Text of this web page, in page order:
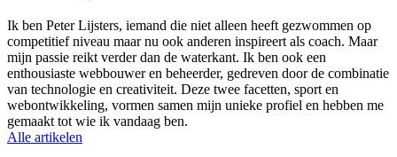
Ik ben Peter Lijsters, iemand die niet alleen heeft gezwommen op
competitief niveau maar nu ook anderen inspireert als coach. Maar
mijn passie reikt verder dan de waterkant. Ik ben ook een
enthousiaste webbouwer en beheerder, gedreven door de combinatie
van technologie en creativiteit. Deze twee facetten, sport en
webontwikkeling, vormen samen mijn unieke profiel en hebben me
gemaakt tot wie ik vandaag ben.
Alle artikelen